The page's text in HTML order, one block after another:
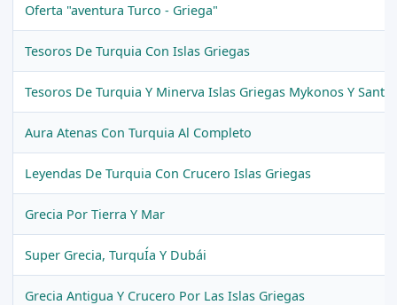
Oferta "aventura Turco - Griega"
Tesoros De Turquia Con Islas Griegas
Tesoros De Turquia Y Minerva Islas Griegas Mykonos Y
Aura Atenas Con Turquia Al Completo
Leyendas De Turquia Con Crucero Islas Griegas
Grecia Por Tierra Y Mar
Super Grecia, TurquÍa Y Dubái
Grecia Antigua Y Crucero Por Las Islas Griegas